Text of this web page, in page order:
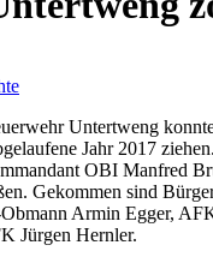
Untertweng
Jahr 2017
OBI Manfred
Gekommen sind
Armin Egger,
Jürgen Hernler.